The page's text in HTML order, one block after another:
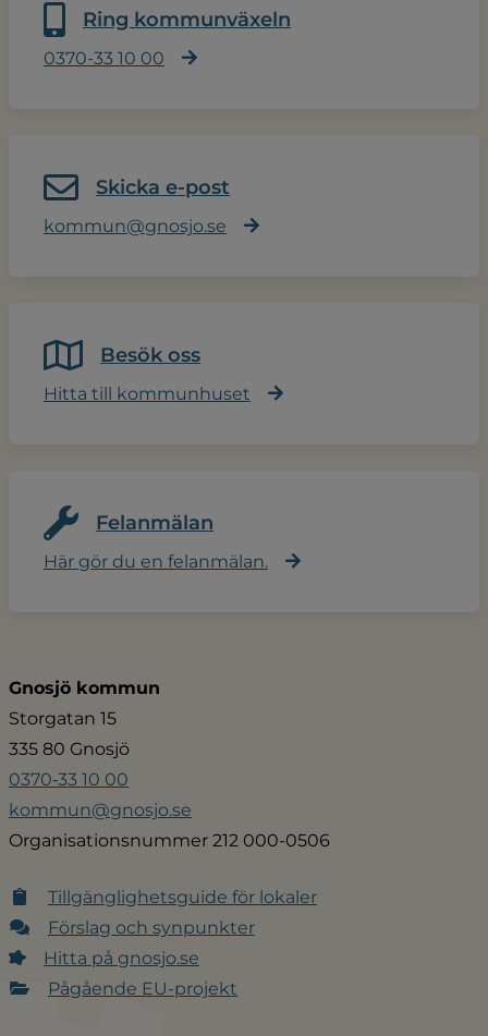
Ring kommunväxeln
0370-33 10 00
Skicka e-post
kommun@gnosjo.se
Besök oss
Hitta till kommunhuset
Felanmälan
Här gör du en felanmälan.
Gnosjö kommun
Storgatan 15
335 80 Gnosjö
0370‑33 10 00
kommun@gnosjo.se
Organisationsnummer 212 000-0506
Tillgänglighetsguide för lokaler
Förslag och synpunkter
Hitta på gnosjo.se
Pågående EU-projekt